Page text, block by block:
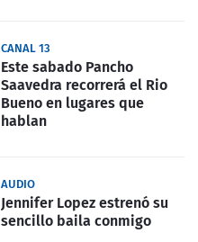
CANAL 13
Este sabado Pancho
Saavedra recorrerá el Rio
Bueno en lugares que
hablan
AUDIO
Jennifer Lopez estrenó su
sencillo baila conmigo